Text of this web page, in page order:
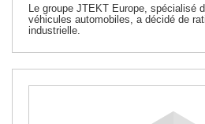
Le groupe JTEKT Europe, spécialisé
véhicules automobiles, a décidé de
industrielle.